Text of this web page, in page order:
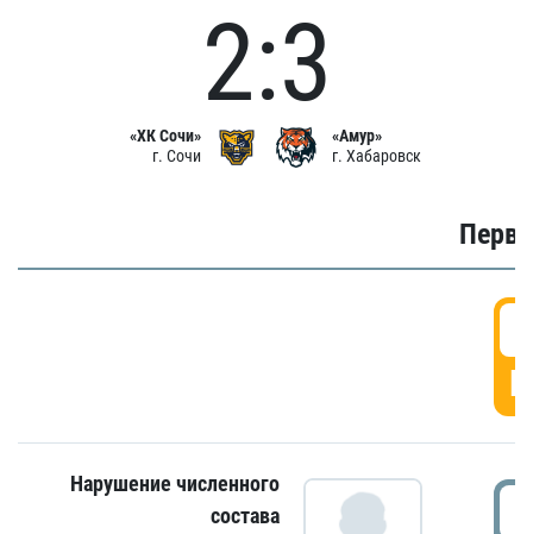
«ХК Сочи»
г. Сочи
2:3
«Амур»
г. Хабаровск
Нарушение численного
состава